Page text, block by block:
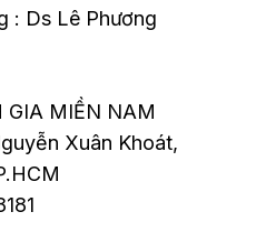
: Ds Lê Phương
GIA MIỀN NAM
Xuân Khoát,